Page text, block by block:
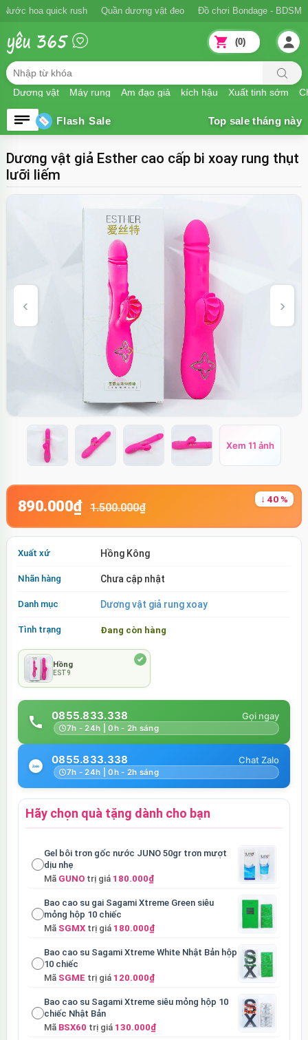
Ngăn xuất tinh sớm Nước hoa quick rush Quần dương vật đeo Đồ
Dương vật Máy rung Âm đạo giả kích hậu Xuất tinh sớm
(0)
Flash Sale
Dương vật giả Esther cao cấp bi xoay rung thụt
lưỡi liếm
Xem 11 ảnh
890.000₫ 1.500.000₫
↓ 40 %
Xuất xứ Hồng Kông
Nhãn hàng Chưa cập nhật
Danh mục Dương vật giả rung xoay
Tình trạng Đang còn hàng
Hồng
EST9
0855.833.338
7h - 24h | 0h - 2h sáng
0855.833.338
7h - 24h | 0h - 2h sáng
Hãy chọn quà tặng dành cho bạn
Gel bôi trơn gốc nước JUNO 50gr trơn mượt
dịu nhẹ
Mã GUNOtrị giá 180.000₫
Bao cao su gai Sagami Xtreme Green siêu
mỏng hộp 10 chiếc
Mã SGMXtrị giá 180.000₫
Bao cao su Sagami Xtreme White Nhật Bản hộp
10 chiếc
Mã SGME trị giá 120.000₫
Bao cao su Sagami Xtreme siêu mỏng hộp 10
chiếc Nhật Bản
Mã BSX60 trị giá 130.000₫